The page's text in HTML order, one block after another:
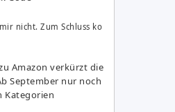
nicht. Zum Schluss ko
Amazon verkürzt die
September nur noch
Kategorien